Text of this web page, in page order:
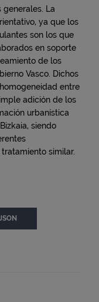
La
ya que los
son los que
en soporte
de los
Vasco. Dichos
entre
adición de los
urbanística
siendo
similar.